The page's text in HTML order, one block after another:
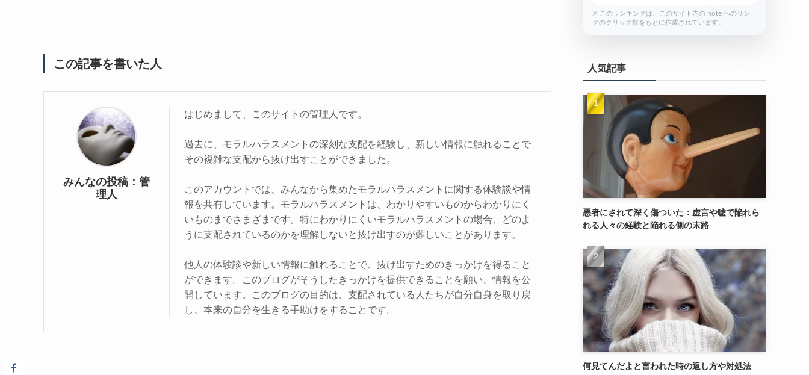
この記事を書いた人
みんなの投稿：管
理人
はじめまして、このサイトの管理人です。
過去に、モラルハラスメントの深刻な支配を経験し、新しい情報に触れることで
その複雑な支配から抜け出すことができました。
このアカウントでは、みんなから集めたモラルハラスメントに関する体験談や情
報を共有しています。モラルハラスメントは、わかりやすいものからわかりにく
いものまでさまざまです。特にわかりにくいモラルハラスメントの場合、どのよ
うに支配されているのかを理解しないと抜け出すのが難しいことがあります。
他人の体験談や新しい情報に触れることで、抜け出すためのきっかけを得ること
ができます。このブログがそうしたきっかけを提供できることを願い、情報を公
開しています。このブログの目的は、支配されている人たちが自分自身を取り戻
し、本来の自分を生きる手助けをすることです。
※ このランキングは、このサイト内の note へのリン
クのクリック数をもとに作成されています。
人気記事
悪者にされて深く傷ついた：虚言や嘘で陥れら
れる人々の経験と陥れる側の末路
何見てんだよと言われた時の返し方や対処法